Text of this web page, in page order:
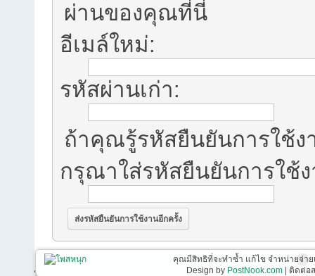
ผ่านของคุณที่นี่
อีเมล์ใหม่:
รหัสผ่านเก่า:
ถ้าคุณรู้รหัสยืนยันการใช้
กรุณาใส่รหัสยืนยันการใช้
คุณมีสิทธิที่จะทำซ้ำ แก้ไข จำหน่ายจ่า
Design by PostNook.com| ติดต่อส